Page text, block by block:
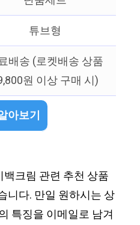
튜브형
배송 (로켓배송 상품
원 이상 구매 시)
아보기
크림 관련 추천 상품
니다. 만일 원하시는 상
특징을 이메일로 남겨